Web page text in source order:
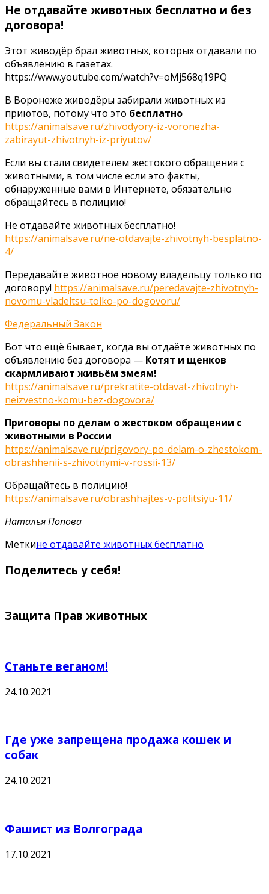
Не отдавайте животных бесплатно и без
договора!
Этот живодёр брал животных, которых отдавали по
объявлению в газетах.
https://www.youtube.com/watch?v=oMj568q19PQ
В Воронеже живодёры забирали животных из
приютов, потому что это бесплатно
https://animalsave.ru/zhivodyory-iz-voronezha-
zabirayut-zhivotnyh-iz-priyutov/
Если вы стали свидетелем жестокого обращения с
животными, в том числе если это факты,
обнаруженные вами в Интернете, обязательно
обращайтесь в полицию!
Не отдавайте животных бесплатно!
https://animalsave.ru/ne-otdavajte-zhivotnyh-besplatno-
4/
Передавайте животное новому владельцу только по
договору! https://animalsave.ru/peredavajte-zhivotnyh-
novomu-vladeltsu-tolko-po-dogovoru/
Федеральный Закон
Вот что ещё бывает, когда вы отдаёте животных по
объявлению без договора — Котят и щенков
скармливают живьём змеям!
https://animalsave.ru/prekratite-otdavat-zhivotnyh-
neizvestno-komu-bez-dogovora/
Приговоры по делам о жестоком обращении с
животными в России
https://animalsave.ru/prigovory-po-delam-o-zhestokom-
obrashhenii-s-zhivotnymi-v-rossii-13/
Обращайтесь в полицию!
https://animalsave.ru/obrashhajtes-v-politsiyu-11/
Наталья Попова
Меткине отдавайте животных бесплатно
Поделитесь у себя!
Защита Прав животных
Станьте веганом!
24.10.2021
Где уже запрещена продажа кошек и
собак
24.10.2021
Фашист из Волгограда
17.10.2021